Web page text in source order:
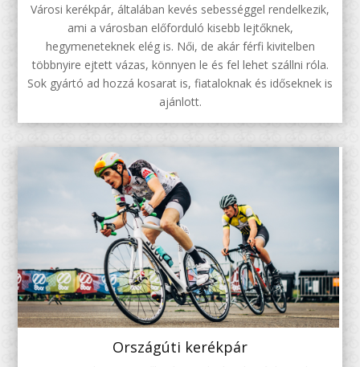
Városi kerékpár, általában kevés sebességgel rendelkezik,
ami a városban előforduló kisebb lejtőknek,
hegymeneteknek elég is. Női, de akár férfi kivitelben
többnyire ejtett vázas, könnyen le és fel lehet szállni róla.
Sok gyártó ad hozzá kosarat is, fiataloknak és időseknek is
ajánlott.
Országúti kerékpár